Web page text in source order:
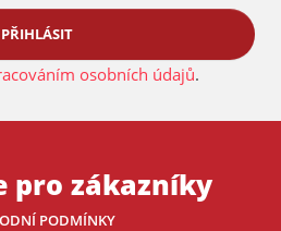
PŘIHLÁSIT
osobních údajů.
pro zákazníky
PODMÍNKY